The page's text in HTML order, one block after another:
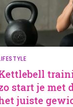
start je met
juiste